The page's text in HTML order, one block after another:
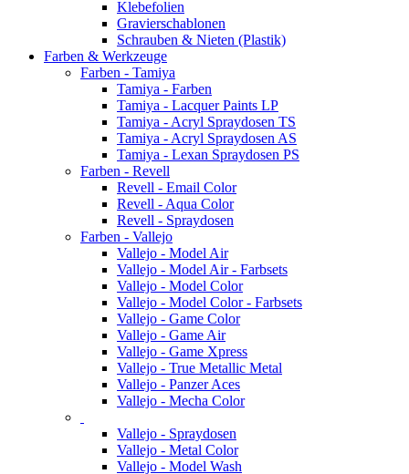
Klebefolien
Gravierschablonen
Schrauben & Nieten (Plastik)
Farben & Werkzeuge
Farben - Tamiya
Tamiya - Farben
Tamiya - Lacquer Paints LP
Tamiya - Acryl Spraydosen TS
Tamiya - Acryl Spraydosen AS
Tamiya - Lexan Spraydosen PS
Farben - Revell
Revell - Email Color
Revell - Aqua Color
Revell - Spraydosen
Farben - Vallejo
Vallejo - Model Air
Vallejo - Model Air - Farbsets
Vallejo - Model Color
Vallejo - Model Color - Farbsets
Vallejo - Game Color
Vallejo - Game Air
Vallejo - Game Xpress
Vallejo - True Metallic Metal
Vallejo - Panzer Aces
Vallejo - Mecha Color
Vallejo - Spraydosen
Vallejo - Metal Color
Vallejo - Model Wash